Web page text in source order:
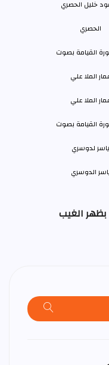
الحصري
الملا علي
الدوسري
الغيب